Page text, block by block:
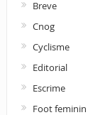
Breve
Cnog
Cyclisme
Editorial
Escrime
Foot feminin